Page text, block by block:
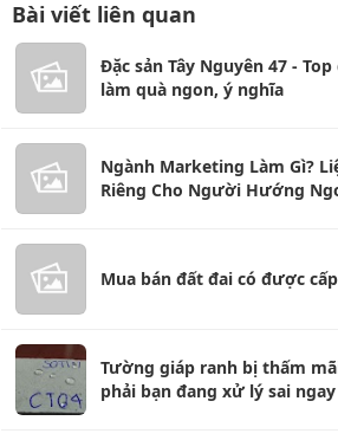
Bài viết liên quan
Đặc sản Tây Nguyên 47 -
làm quà ngon, ý nghĩa
Ngành Marketing Làm Gì?
Riêng Cho Người Hướng
Mua bán đất đai có được
Tường giáp ranh bị thấm
phải bạn đang xử lý sai